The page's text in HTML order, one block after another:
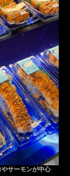
サーモンが中心